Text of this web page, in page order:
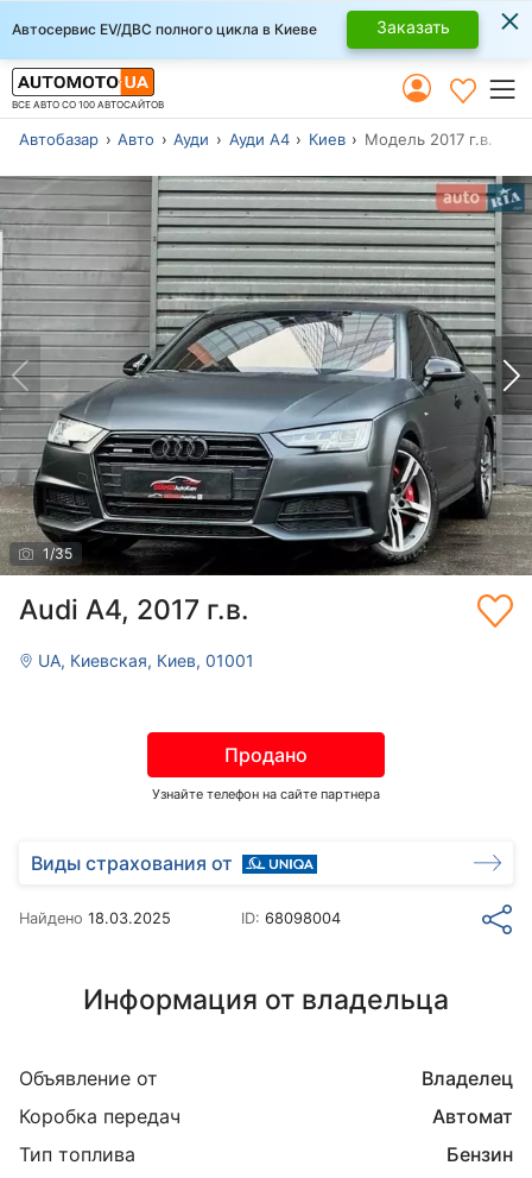
Автосервис EV/ДВС полного цикла в Киеве Заказать ×
ВСЕ АВТО СО 100 АВТОСАЙТОВ
Автобазар Авто Ауди Ауди А4 Киев Модель 2017 г.в.
1 /35
Audi A4, 2017 г.в.
UA, Киевская, Киев, 01001
Продано
Узнайте телефон на сайте партнера
Виды страхования от
Найдено 18.03.2025 ID: 68098004
Информация от владельца
Объявление от
Владелец
Коробка передач
Автомат
Тип топлива
Бензин